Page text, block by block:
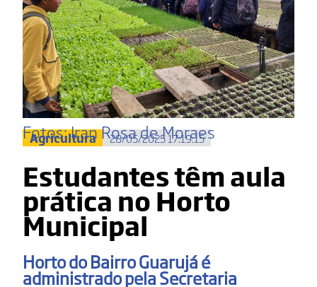
Fotos: Iran Rosa de Moraes
Agricultura 28/05/2025 17:19:15
Estudantes têm aula
prática no Horto
Municipal
Horto do Bairro Guarujá é
administrado pela Secretaria